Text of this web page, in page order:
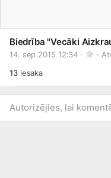
Biedrība "Vecāki
14. sep 2015 12:34 · ·
13iesaka
Autorizējies, lai